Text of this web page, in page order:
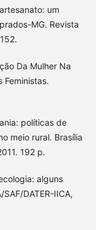
um
MG. Revista
Da Mulher Na
Feministas.
políticas de
meio rural. Brasília
192 p.
alguns
DATER-IICA,